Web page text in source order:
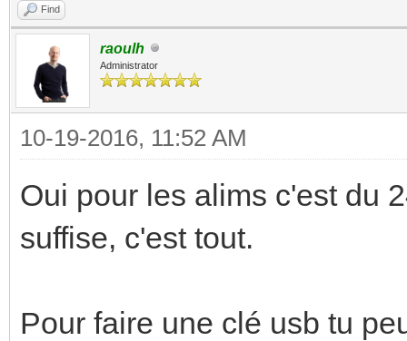
Find
raoulh
Administrator
10-19-2016, 11:52 AM
Oui pour les alims c'est du
suffise, c'est tout.
Pour faire une clé usb tu